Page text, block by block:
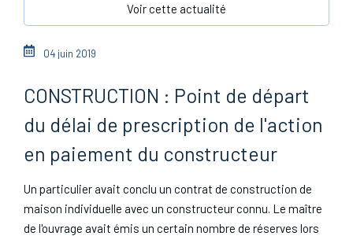
Voir cette actualité
04 juin 2019
CONSTRUCTION : Point de départ
du délai de prescription de l'action
en paiement du constructeur
Un particulier avait conclu un contrat de construction de
maison individuelle avec un constructeur connu. Le maître
de l'ouvrage avait émis un certain nombre de réserves lors